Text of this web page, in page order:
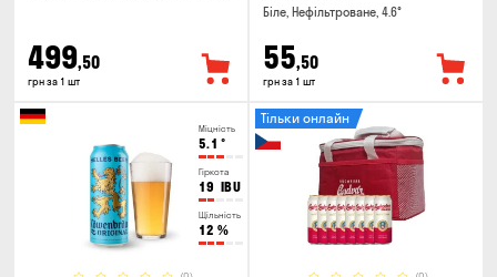
499,50
грн за 1 шт
Біле, Нефільтроване, 4.6°
55,50
грн за 1 шт
Міцність
5.1 °
Гіркота
19 IBU
Щільність
12 %
Тільки онлайн